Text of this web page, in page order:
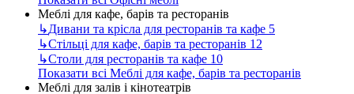
Меблі для кафе, барів та ресторанів
↳Дивани та крісла для ресторанів та кафе 5
↳Стільці для кафе, барів та ресторанів 12
↳Столи для ресторанів та кафе 10
Показати всі Меблі для кафе, барів та ресторанів
Меблі для залів і кінотеатрів